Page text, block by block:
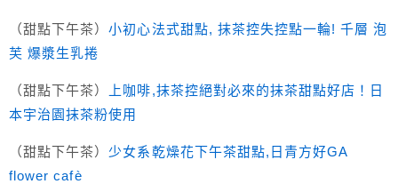
（甜點下午茶）小初心法式甜點, 抹茶控失控點一輪! 千層 泡
芙 爆漿生乳捲
（甜點下午茶）
上咖啡,抹茶控絕對必來的抹茶甜點好店！日
本宇治園抹茶粉使用
（甜點下午茶） 少女系乾燥花下午茶甜點,日青方好GA
flower cafè